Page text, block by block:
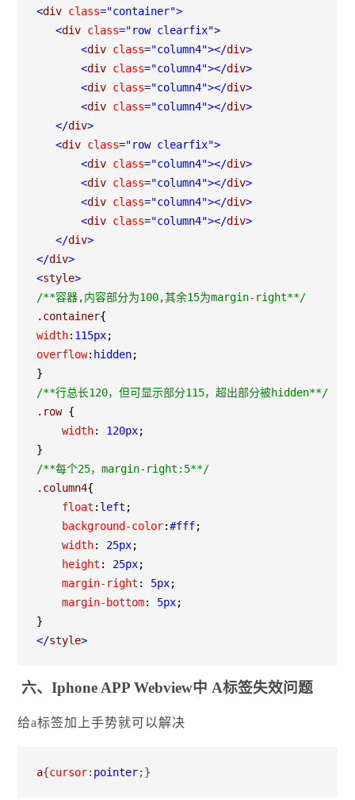
<div class="container">
<div class="row clearfix">
<div class="column4"></div>
<div class="column4"></div>
<div class="column4"></div>
<div class="column4"></div>
</div>
<div class="row clearfix">
<div class="column4"></div>
<div class="column4"></div>
<div class="column4"></div>
<div class="column4"></div>
</div>
</div>
<style>
/**容器,内容部分为100,其余15为margin-right**/
.container{
width: 115px;
overflow: hidden;
}
/**行总长120，但可显示部分115，超出部分被hidden**/
.row {
    width
: 120px;
}
/**每个25，margin-right:5**/
.column4{
    float
: left ;
    background-color
:#fff;
    width
: 25px;
    height
: 25px;
    margin-right
: 5px;
    margin-bottom
: 5px;
}
</style>
六、Iphone APP Webview中 A标签失效问题
给a标签加上手势就可以解决
a{cursor: pointer;}